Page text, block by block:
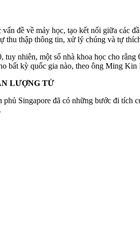
đề về máy học, tạo kết nối giữa các
thu thập thông tin, xử lý chúng và tự
nhiên, một số nhà khoa học cho
bất kỳ quốc gia nào, theo ông Ming
LƯỢNG TỬ
Singapore đã có những bước đi